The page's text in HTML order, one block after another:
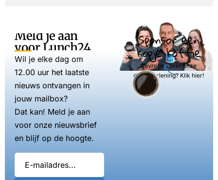
Meld je aan
voor Lunch24
Wil je elke dag om
12.00 uur het laatste
nieuws ontvangen in
jouw mailbox?
Dat kan! Meld je aan
voor onze nieuwsbrief
en blijf op de hoogte.
Sponsor een
kopje koffie
Tevreden over onze
dienstverlening? Klik hier!